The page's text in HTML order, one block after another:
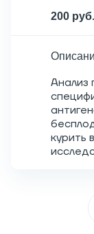
200 руб.
Анализ
курить